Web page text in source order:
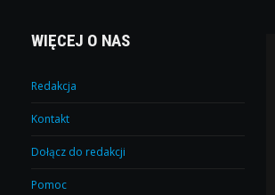
WIĘCEJ O NAS
Redakcja
Kontakt
Dołącz do redakcji
Pomoc